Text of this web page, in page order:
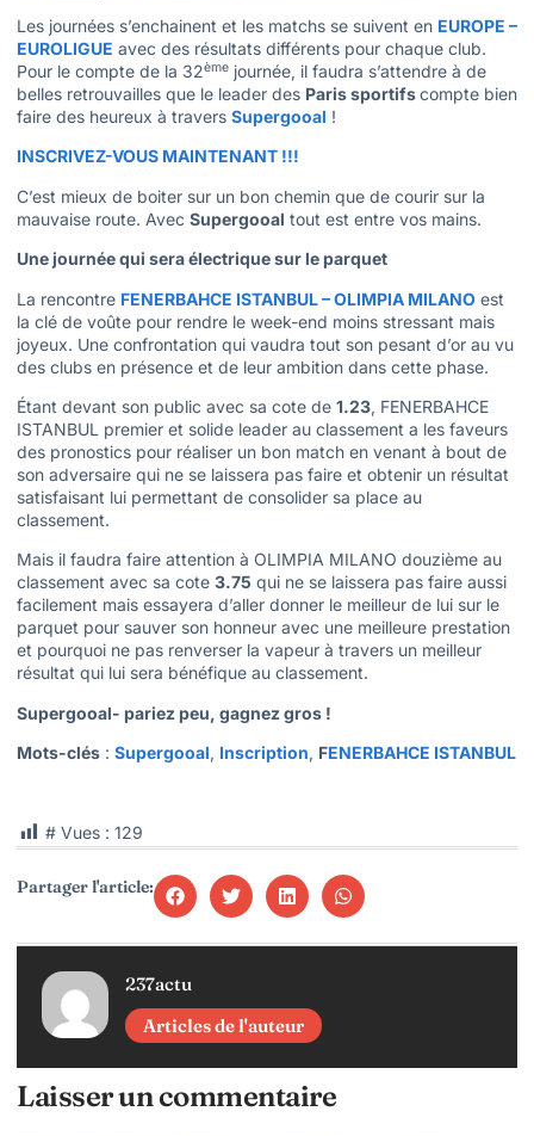
Les journées s’enchainent et les matchs se suivent en EUROPE –
EUROLIGUE avec des résultats différents pour chaque club.
Pour le compte de la 32ème journée, il faudra s’attendre à de
belles retrouvailles que le leader des Paris sportifscompte bien
faire des heureux à travers Supergooal !
INSCRIVEZ-VOUS MAINTENANT !!!
C’est mieux de boiter sur un bon chemin que de courir sur la
mauvaise route. Avec Supergooal tout est entre vos mains.
Une journée qui sera électrique sur le parquet
La rencontre FENERBAHCE ISTANBUL – OLIMPIA MILANO est
la clé de voûte pour rendre le week-end moins stressant mais
joyeux. Une confrontation qui vaudra tout son pesant d’or au vu
des clubs en présence et de leur ambition dans cette phase.
Étant devant son public avec sa cote de 1.23, FENERBAHCE
ISTANBUL premier et solide leader au classement a les faveurs
des pronostics pour réaliser un bon match en venant à bout de
son adversaire qui ne se laissera pas faire et obtenir un résultat
satisfaisant lui permettant de consolider sa place au
classement.
Mais il faudra faire attention à OLIMPIA MILANO douzième au
classement avec sa cote 3.75 qui ne se laissera pas faire aussi
facilement mais essayera d’aller donner le meilleur de lui sur le
parquet pour sauver son honneur avec une meilleure prestation
et pourquoi ne pas renverser la vapeur à travers un meilleur
résultat qui lui sera bénéfique au classement.
Supergooal- pariez peu, gagnez gros !
Mots-clés : Supergooal, Inscription, FENERBAHCE ISTANBUL
# Vues : 129
Partager l'article:
237actu
Articles de l'auteur
Laisser un commentaire